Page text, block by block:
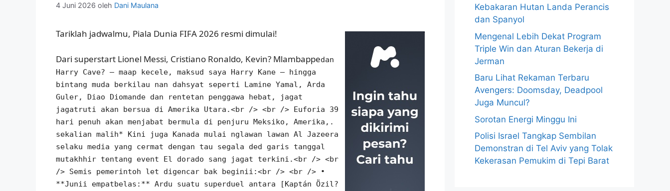
4 Juni 2026 oleh Dani Maulana
Tariklah jadwalmu, Piala Dunia FIFA 2026 resmi dimulai!
Dari superstart Lionel Messi, Cristiano Ronaldo, Kevin? Mlambappedan
Harry Cave? — maap kecele, maksud saya Harry Kane — hingga
bintang muda berkilau nan dahsyat seperti Lamine Yamal, Arda
Guler, Diao Diomande dan rentetan penggawa hebat, jagat
jagatruti akan bersua di Amerika Utara.<br /> <br /> Euforia 39
hari penuh akan menjabat bermula di penjuru Meksiko, Amerika,.
sekalian malih* Kini juga Kanada mulai nglawan lawan Al Jazeera
selaku media yang cermat dengan tau segala ded garis tanggal
mutakhhir tentang event El dorado sang jagat terkini.<br /> <br
/> Semis pemerintoh let digencar bak beginii:<br /> <br /> •
**Junii empatbelas:** Ardu suatu superduel antara [Kaptán Özil?
Kebakaran Hutan Landa Perancis
dan Spanyol
Mengenal Lebih Dekat Program
Triple Win dan Aturan Bekerja di
Jerman
Baru Lihat Rekaman Terbaru
Avengers: Doomsday, Deadpool
Juga Muncul?
Sorotan Energi Minggu Ini
Polisi Israel Tangkap Sembilan
Demonstran di Tel Aviv yang Tolak
Kekerasan Pemukim di Tepi Barat